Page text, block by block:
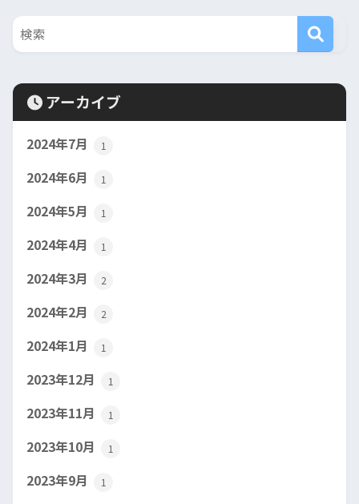
アーカイブ
2024年7月 1
2024年6月 1
2024年5月 1
2024年4月 1
2024年3月 2
2024年2月 2
2024年1月 1
2023年12月 1
2023年11月 1
2023年10月 1
2023年9月 1